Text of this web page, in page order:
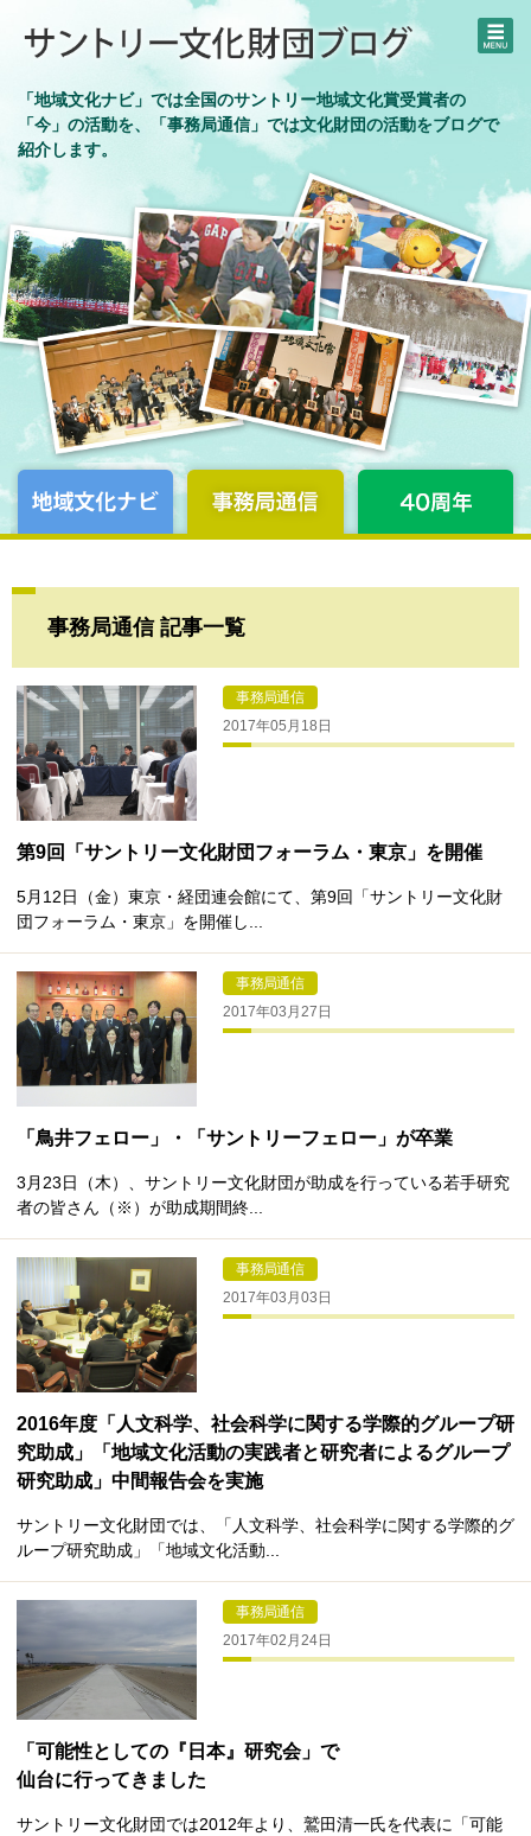
「地域文化ナビ」では全国のサントリー地域文化賞受賞者の
「今」の活動を、「事務局通信」では文化財団の活動をブログで
紹介します。
事務局通信 記事一覧
事務局通信
2017年05月18日
第9回「サントリー文化財団フォーラム・東京」を開催
5月12日（金）東京・経団連会館にて、第9回「サントリー文化財
団フォーラム・東京」を開催し...
事務局通信
2017年03月27日
「鳥井フェロー」・「サントリーフェロー」が卒業
3月23日（木）、サントリー文化財団が助成を行っている若手研究
者の皆さん（※）が助成期間終...
事務局通信
2017年03月03日
2016年度「人文科学、社会科学に関する学際的グループ研
究助成」「地域文化活動の実践者と研究者によるグループ
研究助成」中間報告会を実施
サントリー文化財団では、「人文科学、社会科学に関する学際的グ
ループ研究助成」「地域文化活動...
事務局通信
2017年02月24日
「可能性としての『日本』研究会」で
仙台に行ってきました
サントリー文化財団では2012年より、鷲田清一氏を代表に「可能